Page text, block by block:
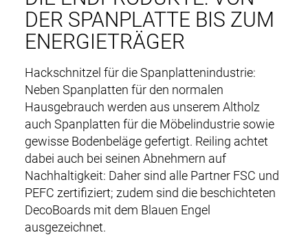
DER SPANPLATTE BIS ZUM
ENERGIETRÄGER
Hackschnitzel für die Spanplattenindustrie:
Neben Spanplatten für den normalen
Hausgebrauch werden aus unserem Altholz
auch Spanplatten für die Möbelindustrie sowie
gewisse Bodenbeläge gefertigt. Reiling achtet
dabei auch bei seinen Abnehmern auf
Nachhaltigkeit: Daher sind alle Partner FSC und
PEFC zertifiziert; zudem sind die beschichteten
DecoBoards mit dem Blauen Engel
ausgezeichnet.